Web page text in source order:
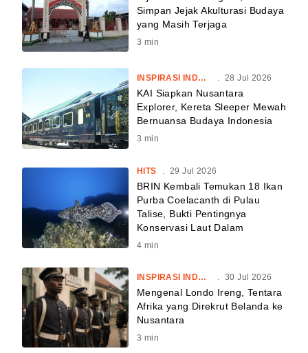
Simpan Jejak Akulturasi Budaya
yang Masih Terjaga
3 min
INSPIRASI INDONESIA . 28 Jul 2026
KAI Siapkan Nusantara
Explorer, Kereta Sleeper Mewah
Bernuansa Budaya Indonesia
3 min
HITS 29 Jul 2026
BRIN Kembali Temukan 18 Ikan
Purba Coelacanth di Pulau
Talise, Bukti Pentingnya
Konservasi Laut Dalam
4 min
INSPIRASI INDONESIA 30 Jul 2026
Mengenal Londo Ireng, Tentara
Afrika yang Direkrut Belanda ke
Nusantara
3 min